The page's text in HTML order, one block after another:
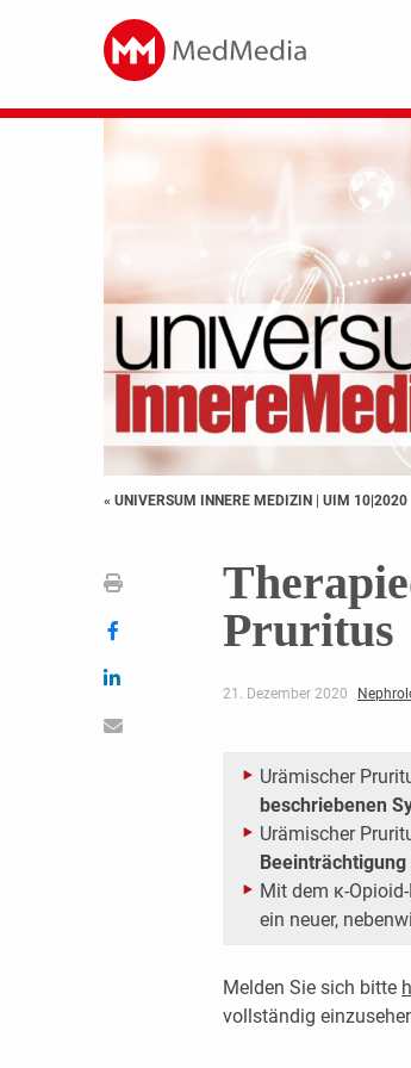
« UNIVERSUM INNERE MEDIZIN | UIM 10|2020
Pruritus
21. Dezember 2020
Urämischer
beschriebenen
Urämischer
Mit dem κ-
ein neuer,
Melden Sie sich bitte
vollständig